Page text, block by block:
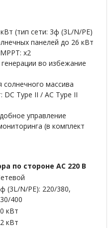
(тип сети: 3ф (3L/N/PE)
панелей до 26 кВт
х2
во избежание
солнечного массива
Type II / AC Type II
управление
(в комплект
по стороне АС 220 В
(3L/N/PE): 220/380,
400
кВт
кВт